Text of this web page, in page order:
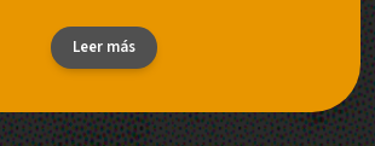
Leer más